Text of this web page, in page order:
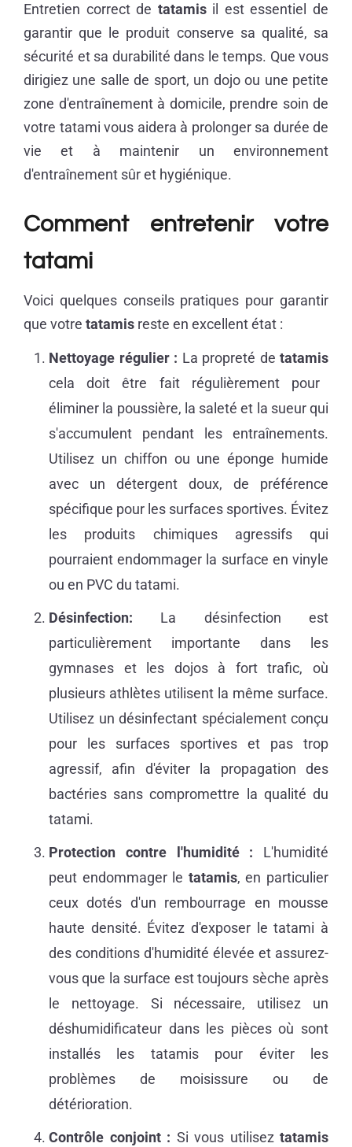
Entretien correct de tatamisil est essentiel de
garantir que le produit conserve sa qualité, sa
sécurité et sa durabilité dans le temps. Que vous
dirigiez une salle de sport, un dojo ou une petite
zone d'entraînement à domicile, prendre soin de
votre tatami vous aidera à prolonger sa durée de
vie et à maintenir un environnement
d'entraînement sûr et hygiénique.
Comment entretenir votre
tatami
Voici quelques conseils pratiques pour garantir
que votre tatamis reste en excellent état :
Nettoyage régulier : La propreté de tatamis
cela doit être fait régulièrement pour
éliminer la poussière, la saleté et la sueur qui
s'accumulent pendant les entraînements.
Utilisez un chiffon ou une éponge humide
avec un détergent doux, de préférence
spécifique pour les surfaces sportives. Évitez
les produits chimiques agressifs qui
pourraient endommager la surface en vinyle
ou en PVC du tatami.
Désinfection: La désinfection est
particulièrement importante dans les
gymnases et les dojos à fort trafic, où
plusieurs athlètes utilisent la même surface.
Utilisez un désinfectant spécialement conçu
pour les surfaces sportives et pas trop
agressif, afin d'éviter la propagation des
bactéries sans compromettre la qualité du
tatami.
Protection contre l'humidité : L'humidité
peut endommager le tatamis, en particulier
ceux dotés d'un rembourrage en mousse
haute densité. Évitez d'exposer le tatami à
des conditions d'humidité élevée et assurez-
vous que la surface est toujours sèche après
le nettoyage. Si nécessaire, utilisez un
déshumidificateur dans les pièces où sont
installés les tatamis pour éviter les
problèmes de moisissure ou de
détérioration.
Contrôle conjoint : Si vous utilisez tatamis